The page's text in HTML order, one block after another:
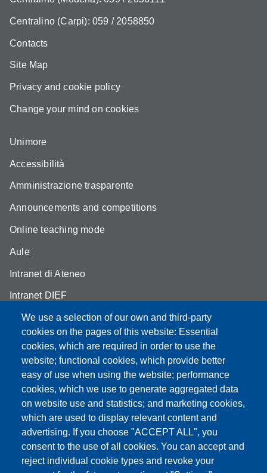
We use a selection of our own and third-party
cookies on the pages of this website: Essential
cookies, which are required in order to use the
website; functional cookies, which provide better
easy of use when using the website; performance
cookies, which we use to generate aggregated data
on website use and statistics; and marketing cookies,
which are used to display relevant content and
advertising. If you choose "ACCEPT ALL", you
consent to the use of all cookies. You can accept and
reject individual cookie types and revoke your
Centralino (Carpi): 059 / 2058850
Contacts
Site Map
Privacy and cookie policy
Change your mind on cookies
Unimore
Accessibilità
Amministrazione trasparente
Announcements and competitions
Online teaching mode
Aule
Intranet di Ateneo
Intranet DIEF
Partita IVA: 00427620364
e-mail: urp@unimore.it
PEC: primo contatto: urp@pec.unimore.it
Indirizzo ReGIndE per notifica Atti Processuali:
direzionelegale@pec.unimore.it
Sede di Modena : Via Università 4, 41121 Modena, Tel. 059
2056511 - Fax 059 245156